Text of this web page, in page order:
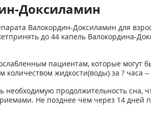
Доксиламин
Валокордин-Доксиламин для
до 44 капель Валокордина-
пациентам, которые могут
жидкости(воды) за ? часа –
продолжительность сна,
Не позднее чем через 14 дней